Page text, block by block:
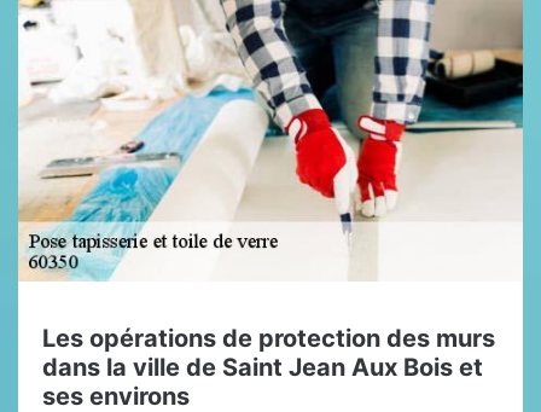
Les opérations de protection des murs
dans la ville de Saint Jean Aux Bois et
ses environs